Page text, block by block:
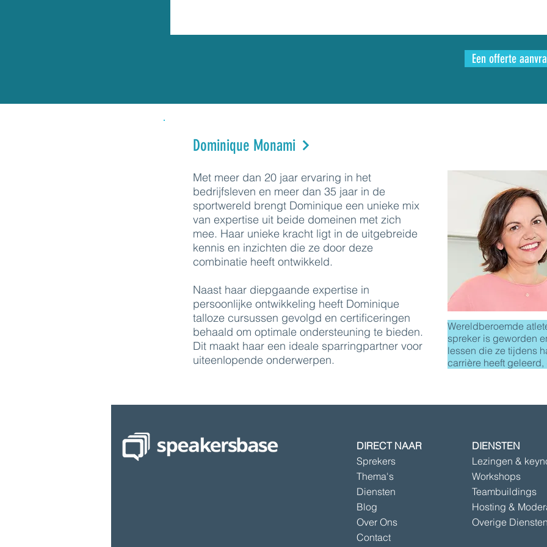
Een offerte
Dominique Monami
Met meer dan 20 jaar ervaring in het
bedrijfsleven en meer dan 35 jaar in de
sportwereld brengt Dominique een unieke mix
van expertise uit beide domeinen met zich
mee. Haar unieke kracht ligt in de uitgebreide
kennis en inzichten die ze door deze
combinatie heeft ontwikkeld.
Naast haar diepgaande expertise in
persoonlijke ontwikkeling heeft Dominique
talloze cursussen gevolgd en certificeringen
behaald om optimale ondersteuning te bieden.
Dit maakt haar een ideale sparringpartner voor
uiteenlopende onderwerpen.
Wereldberoemde
spreker is geworden
lessen die ze tijdens
carrière heeft geleerd,
DIRECT NAAR
Sprekers
Thema's
Diensten
Blog
Over Ons
Contact
DIENSTEN
Lezingen &
Workshops
Teambuildings
Hosting &
Overige